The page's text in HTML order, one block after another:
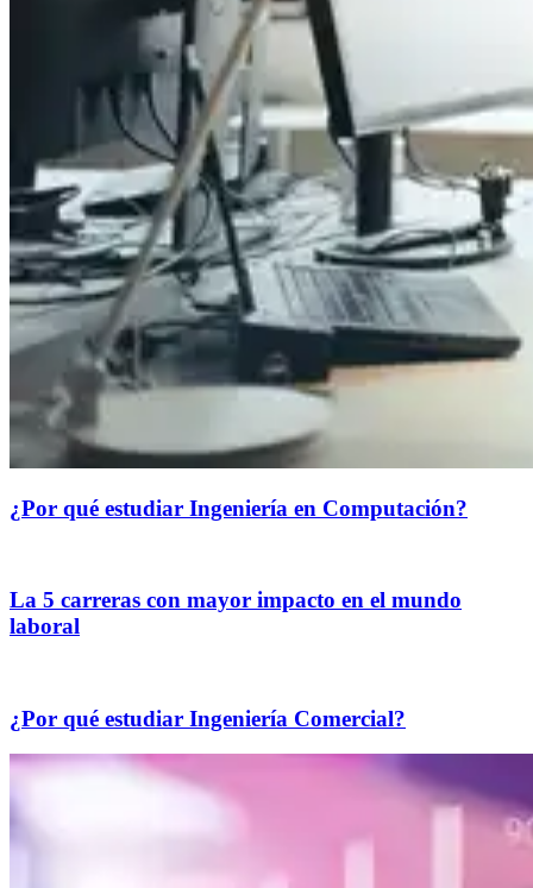
¿Por qué estudiar Ingeniería en Computación?
La 5 carreras con mayor impacto en el mundo
laboral
¿Por qué estudiar Ingeniería Comercial?